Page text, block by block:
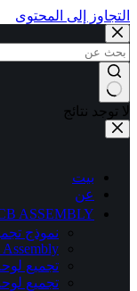
التجاوز إلى المحتوى
لا توجد نتائج
بيت
عن
ASSEMBLY
نموذج
تجميع
تجميع